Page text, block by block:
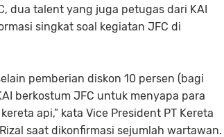
dua talent yang juga petugas dari KAI
singkat soal kegiatan JFC di
pemberian diskon 10 persen (bagi
berkostum JFC untuk menyapa para
api,” kata Vice President PT Kereta
saat dikonfirmasi sejumlah wartawan.